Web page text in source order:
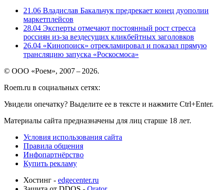
21.06 Владислав Бакальчук предрекает конец дуополии
маркетплейсов
28.04 Эксперты отмечают постоянный рост стресса
россиян из-за вездесущих кликбейтных заголовков
26.04 «Кинопоиск» отрекламировал и показал прямую
трансляцию запуска «Роскосмоса»
© ООО «Роем», 2007 – 2026.
Roem.ru в социальных сетях:
Увидели опечатку? Выделите ее в тексте и нажмите Ctrl+Enter.
Материалы сайта предназначены для лиц старше 18 лет.
Условия использования сайта
Правила общения
Инфопартнёрство
Купить рекламу
Хостинг - edgecenter.ru